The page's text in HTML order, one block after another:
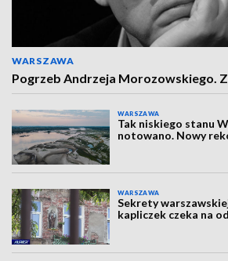
WARSZAWA
Pogrzeb Andrzeja Morozowskiego.
WARSZAWA
Tak niskiego stanu
notowano. Nowy
WARSZAWA
Sekrety
kapliczek czeka na